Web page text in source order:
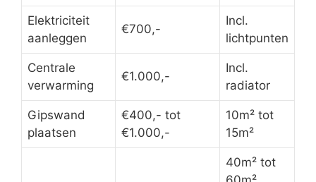
Elektriciteit
aanleggen
€700,-
Incl.
lichtpunten
Centrale
verwarming
€1.000,-
Incl.
radiator
Gipswand
plaatsen
€400,- tot
€1.000,-
10m² tot
15m²
40m² tot